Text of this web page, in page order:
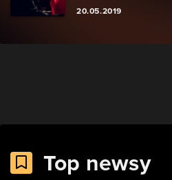
20.05.2019
Top newsy